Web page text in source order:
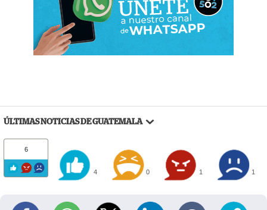
ÚLTIMAS NOTICIAS DE GUATEMALA
6
4 0 1 1